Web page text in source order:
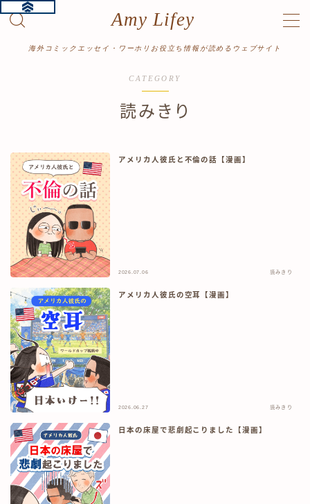
Amy Lifey
海外コミックエッセイ・ワーホリお役立ち情報が読めるウェブサイト
MENU
漫画をよむ
ワーホリ体験記
読み切り
絵日記
旅行記
記事をよむ
ワーホリ情報
英語勉強法
ノマド＆旅情報
お仕事のご依頼
掲載実績
お問い合わせ
CATEGORY
読みきり
アメリカ人彼氏と不倫の話【漫画】
2026.07.06 読みきり
アメリカ人彼氏の空耳【漫画】
2026.06.27 読みきり
日本の床屋で悲劇起こりました【漫画】